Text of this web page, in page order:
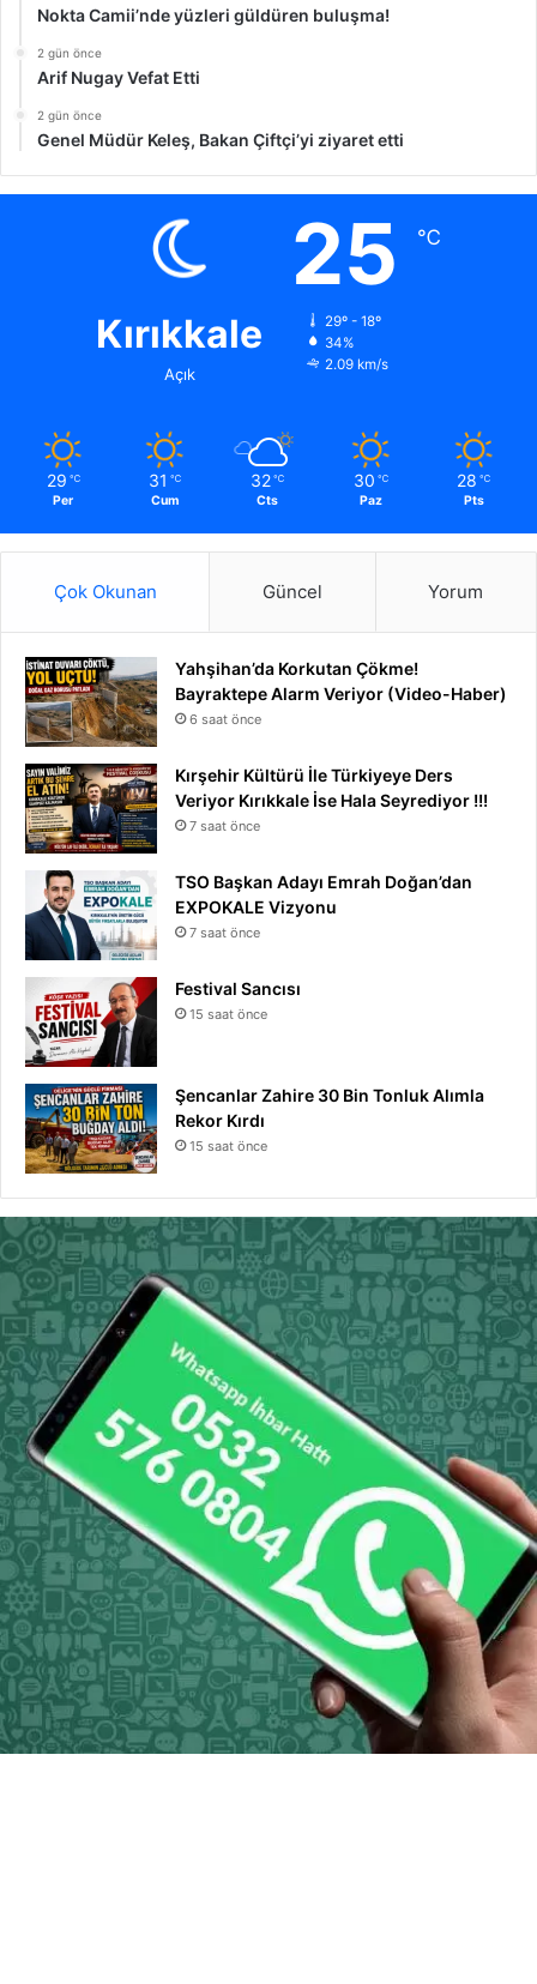
Nokta Camii’nde yüzleri güldüren buluşma!
2 gün önce
Arif Nugay Vefat Etti
2 gün önce
Genel Müdür Keleş, Bakan Çiftçi’yi ziyaret etti
Kırıkkale
Açık
25 ℃
29º - 18º
34%
2.09 km/s
29 ℃
Per
31 ℃
Cum
32 ℃
Cts
30 ℃
Paz
28 ℃
Pts
Çok Okunan Güncel Yorum
Yahşihan’da Korkutan Çökme!
Bayraktepe Alarm Veriyor (Video-Haber)
6 saat önce
Kırşehir Kültürü İle Türkiyeye Ders
Veriyor Kırıkkale İse Hala Seyrediyor !!!
7 saat önce
TSO Başkan Adayı Emrah Doğan’dan
EXPOKALE Vizyonu
7 saat önce
Festival Sancısı
15 saat önce
Şencanlar Zahire 30 Bin Tonluk Alımla
Rekor Kırdı
15 saat önce